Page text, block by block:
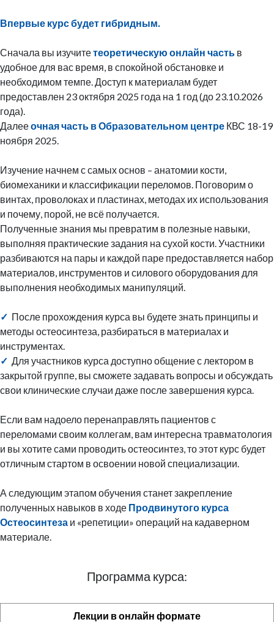
Впервые курс будет гибридным.
Сначала вы изучитетеоретическую онлайн часть в
удобное для вас время, в спокойной обстановке и
необходимом темпе. Доступ к материалам будет
предоставлен 23 октября 2025 года на 1 год (до 23.10.2026
года).
Далееочная часть в Образовательном центре КВС 18-19
ноября 2025.
Изучение начнем с самых основ – анатомии кости,
биомеханики и классификации переломов. Поговорим о
винтах, проволоках и пластинах, методах их использования
и почему, порой, не всё получается.
Полученные знания мы превратим в полезные навыки,
выполняя практические задания на сухой кости. Участники
разбиваются на пары и каждой паре предоставляется набор
материалов, инструментов и силового оборудования для
выполнения необходимых манипуляций.
✓ После прохождения курса вы будете знать принципы и
методы остеосинтеза, разбираться в материалах и
инструментах.
✓ Для участников курса доступно общение с лектором в
закрытой группе, вы сможете задавать вопросы и обсуждать
свои клинические случаи даже после завершения курса.
Если вам надоело перенаправлять пациентов с
переломами своим коллегам, вам интересна травматология
и вы хотите сами проводить остеосинтез, то этот курс будет
отличным стартом в освоении новой специализации.
А следующим этапом обучения станет закрепление
полученных навыков в ходе Продвинутого курса
Остеосинтеза и «репетиции» операций на кадаверном
материале.
Программа курса:
Лекции в онлайн формате